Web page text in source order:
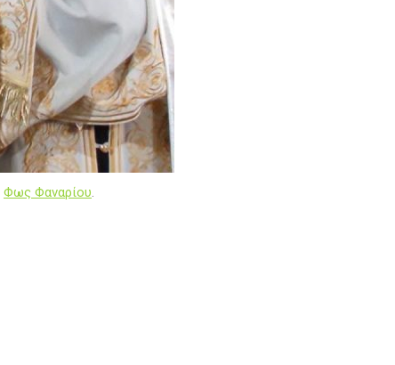
Φως Φαναρίου.